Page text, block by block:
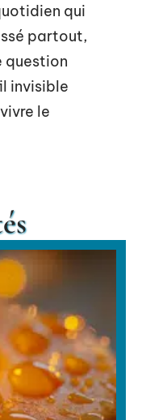
qui
partout,
question
invisible
le